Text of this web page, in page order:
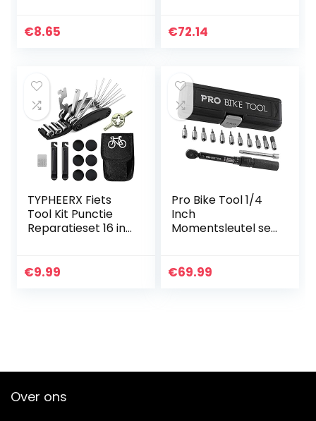
Tool
€8.65
Wielnaven
€72.14
TYPHEERX Fiets
Tool Kit Punctie
Reparatieset 16 in 1
Patch Tire Hevels
€9.99
Pro Bike Tool 1/4
Inch
Momentsleutel set
Onderhoudsset
€69.99
Over ons